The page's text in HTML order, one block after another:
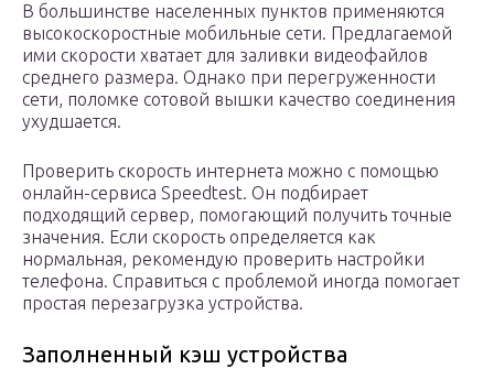
В большинстве населенных пунктов применяются
высокоскоростные мобильные сети. Предлагаемой
ими скорости хватает для заливки видеофайлов
среднего размера. Однако при перегруженности
сети, поломке сотовой вышки качество соединения
ухудшается.
Проверить скорость интернета можно с помощью
онлайн-сервиса Speedtest. Он подбирает
подходящий сервер, помогающий получить точные
значения. Если скорость определяется как
нормальная, рекомендую проверить настройки
телефона. Справиться с проблемой иногда помогает
простая перезагрузка устройства.
Заполненный кэш устройства